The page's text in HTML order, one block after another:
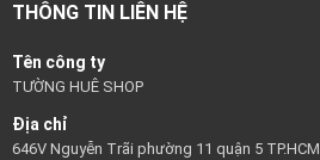
THÔNG TIN LIÊN HỆ
Tên công ty
TƯỜNG HUÊ SHOP
Địa chỉ
646V Nguyễn Trãi phường 11 quận 5 TP.HCM